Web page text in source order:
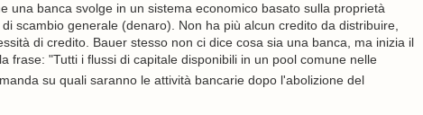
una banca svolge in un sistema economico basato sulla proprietà
scambio generale (denaro). Non ha più alcun credito da distribuire,
di credito. Bauer stesso non ci dice cosa sia una banca, ma inizia il
frase: "Tutti i flussi di capitale disponibili in un pool comune nelle
su quali saranno le attività bancarie dopo l'abolizione del